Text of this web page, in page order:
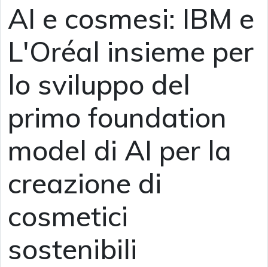
AI e cosmesi: IBM e
L'Oréal insieme per
lo sviluppo del
primo foundation
model di AI per la
creazione di
cosmetici
sostenibili